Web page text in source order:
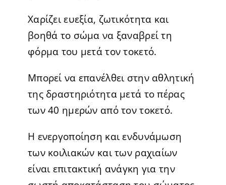
Χαρίζει ευεξία, ζωτικότητα και
βοηθά το σώμα να ξαναβρεί τη
φόρμα του μετά τον τοκετό.
Μπορεί να επανέλθει στην αθλητική
της δραστηριότητα μετά το πέρας
των 40 ημερών από τον τοκετό.
Η ενεργοποίηση και ενδυνάμωση
των κοιλιακών και των ραχιαίων
είναι επιτακτική ανάγκη για την